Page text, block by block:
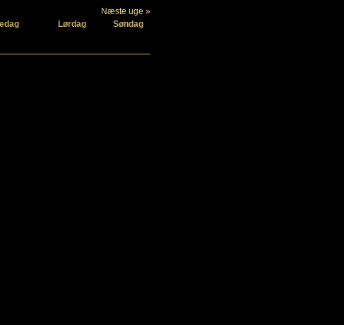
Næste uge »
Lørdag Søndag